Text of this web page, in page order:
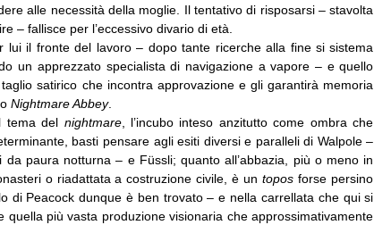
alle necessità della moglie. Il tentativo di risposarsi – stavolta
– fallisce per l’eccessivo divario di età.
lui il fronte del lavoro – dopo tante ricerche alla fine si sistema
un apprezzato specialista di navigazione a vapore – e quello
satirico che incontra approvazione e gli garantirà memoria
Nightmare Abbey.
tema del nightmare, l’incubo inteso anzitutto come ombra che
basti pensare agli esiti diversi e paralleli di Walpole –
paura notturna – e Füssli; quanto all’abbazia, più o meno in
o riadattata a costruzione civile, è untopos forse persino
di Peacock dunque è ben trovato – e nella carrellata che qui si
più vasta produzione visionaria che approssimativamente